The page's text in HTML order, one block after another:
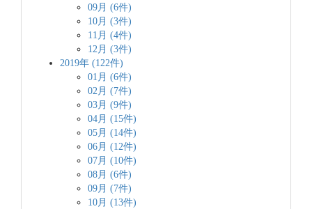
09月 (6件)
10月 (3件)
11月 (4件)
12月 (3件)
2019年 (122件)
01月 (6件)
02月 (7件)
03月 (9件)
04月 (15件)
05月 (14件)
06月 (12件)
07月 (10件)
08月 (6件)
09月 (7件)
10月 (13件)